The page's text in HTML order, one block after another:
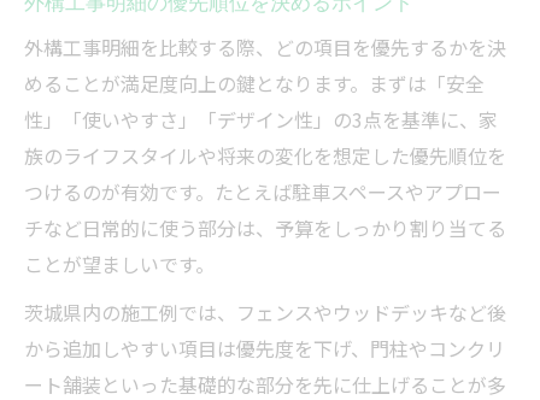
外構工事明細を比較する際、どの項目を優先するかを決
めることが満足度向上の鍵となります。まずは「安全
性」「使いやすさ」「デザイン性」の3点を基準に、家
族のライフスタイルや将来の変化を想定した優先順位を
つけるのが有効です。たとえば駐車スペースやアプロー
チなど日常的に使う部分は、予算をしっかり割り当てる
ことが望ましいです。
茨城県内の施工例では、フェンスやウッドデッキなど後
から追加しやすい項目は優先度を下げ、門柱やコンクリ
ート舗装といった基礎的な部分を先に仕上げることが多